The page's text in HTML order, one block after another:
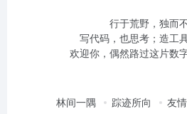
行于荒野，独而不
写代码，也思考；造工
欢迎你，偶然路过这片数
林间一隅 踪迹所向 友